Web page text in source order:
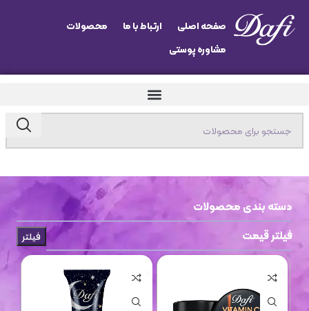
صفحه اصلی ارتباط با ما
محصولات
مشاوره پوستی
دسته بندی محصولات
فیلتر قیمت
فیلتر